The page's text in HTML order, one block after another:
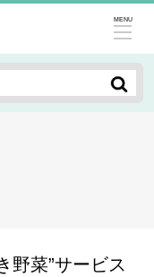
MENU
野菜”サービス